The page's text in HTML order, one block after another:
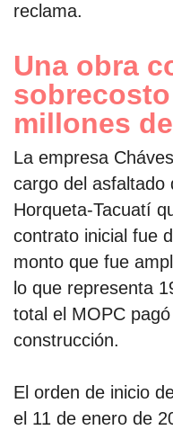
reclama.
Una obra
millones
La empresa
cargo del asfaltado
Horqueta-Tacuatí
contrato inicial fue
monto que fue
lo que representa
total el MOPC
construcción.
El orden de inicio
el 11 de enero de